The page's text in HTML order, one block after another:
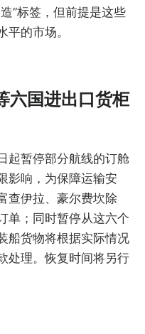
”标签，但前提是这些
的市场。
六国进出口货柜
起暂停部分航线的订舱
影响，为保障运输安
查伊拉、豪尔费坎除
单；同时暂停从这六个
船货物将根据实际情况
处理。恢复时间将另行